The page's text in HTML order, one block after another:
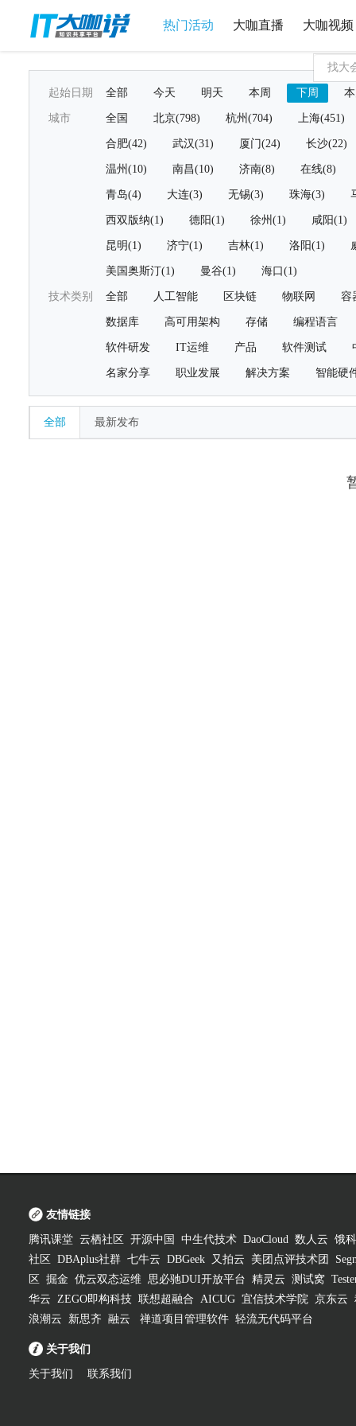
热门活动 大咖直播 大咖视频
起始日期 全部 今天 明天 本周 下周
城市 全国 北京(798) 杭州(704) 上海(451)
合肥(42) 武汉(31) 厦门(24) 长沙(22)
温州(10) 南昌(10) 济南(8) 在线(8)
青岛(4) 大连(3) 无锡(3) 珠海(3)
西双版纳(1) 德阳(1) 徐州(1) 咸阳(1)
昆明(1) 济宁(1) 吉林(1) 洛阳(1)
美国奥斯汀(1) 曼谷(1) 海口(1)
技术类别 全部 人工智能 区块链 物联网 容
数据库 高可用架构 存储 编程语言
软件研发 IT运维 产品 软件测试
名家分享 职业发展 解决方案 智能硬
全部 最新发布
友情链接
腾讯课堂 云栖社区 开源中国 中生代技术 DaoCloud 数人云 饿
社区
DBAplus社群 七牛云 DBGeek 又拍云 美团点评技术团
区
掘金 优云双态运维 思必驰DUI开放平台 精灵云 测试窝
华云 ZEGO即构科技 联想超融合 AICUG 宜信技术学院 京东云
浪潮云
新思齐 融云 禅道项目管理软件 轻流无代码平台
关于我们
关于我们 联系我们